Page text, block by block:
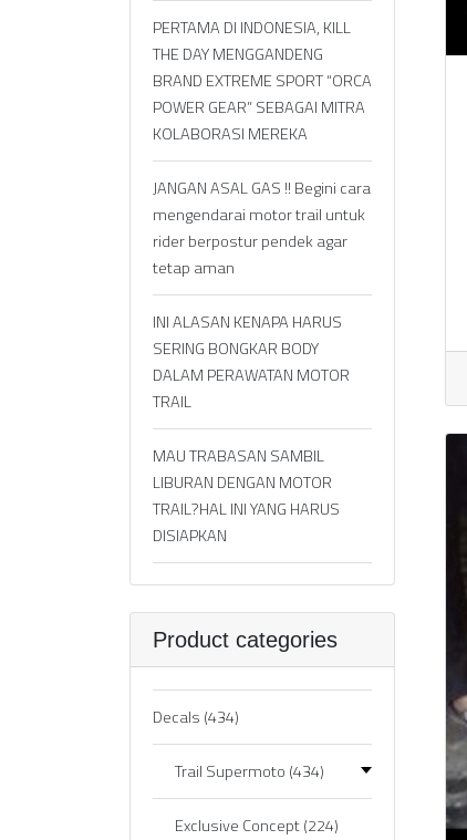
PERTAMA DI INDONESIA, KILL
THE DAY MENGGANDENG
BRAND EXTREME SPORT “ORCA
POWER GEAR” SEBAGAI MITRA
KOLABORASI MEREKA
JANGAN ASAL GAS !! Begini cara
mengendarai motor trail untuk
rider berpostur pendek agar
tetap aman
INI ALASAN KENAPA HARUS
SERING BONGKAR BODY
DALAM PERAWATAN MOTOR
TRAIL
MAU TRABASAN SAMBIL
LIBURAN DENGAN MOTOR
TRAIL?HAL INI YANG HARUS
DISIAPKAN
Product categories
Decals(434)
Trail Supermoto(434)
Exclusive Concept(224)